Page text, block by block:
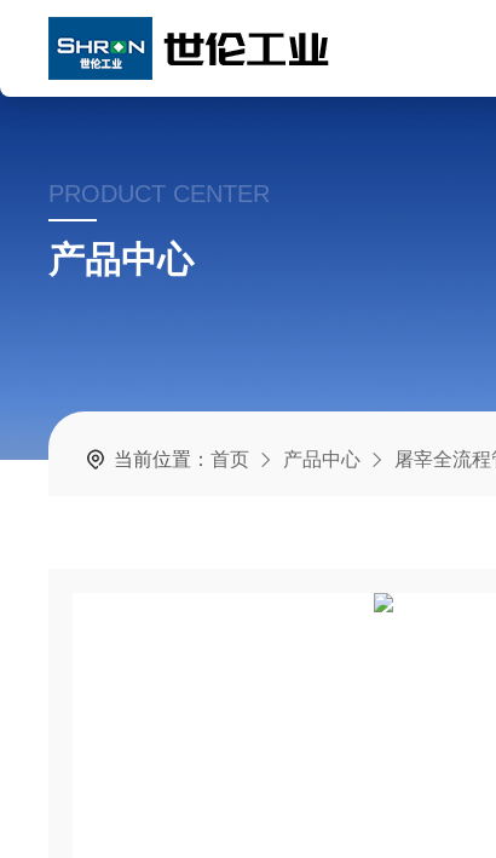
PRODUCT CENTER
产品中心
当前位置：首页 产品中心 屠宰全流